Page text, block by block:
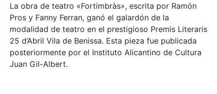
La obra de teatro «Fortimbràs», escrita por Ramón
Pros y Fanny Ferran, ganó el galardón de la
modalidad de teatro en el prestigioso Premis Literaris
25 d’Abril Vila de Benissa. Esta pieza fue publicada
posteriormente por el Instituto Alicantino de Cultura
Juan Gil-Albert.